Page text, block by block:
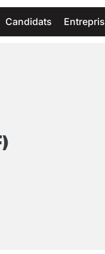
Candidats